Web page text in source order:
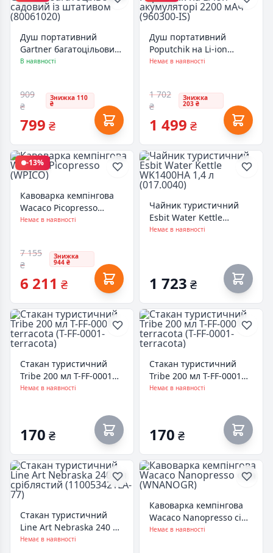
Душ портативний
Gartner багатоцільовий
садовий із штативом
В наявності
909
₴
Знижка 110
₴
799 ₴
Душ портативний
Poputchik на Li-ion
акумуляторі 2200 мАч
Немає в наявності
1 702
₴
Знижка
203 ₴
1 499 ₴
-13%
Кавоварка кемпінгова
Wacaco Picopresso
(WPICO)
Немає в наявності
7 155
₴
Знижка
944 ₴
6 211 ₴
Чайник туристичний
Esbit Water Kettle
WK1400HA 1,4 л
Немає в наявності
1 723 ₴
Стакан туристичний
Tribe 200 мл T-FF-0001
terracota (T-FF-0001-
Немає в наявності
170 ₴
Стакан туристичний
Tribe 200 мл T-FF-0001
terracota (T-FF-0001-
Немає в наявності
170 ₴
Стакан туристичний
Line Art Nebraska 240 мл
сріблястий
Немає в наявності
Кавоварка кемпінгова
Wacaco Nanopresso сіра
(WNANOGR)
Немає в наявності